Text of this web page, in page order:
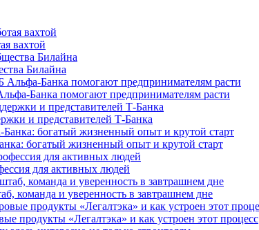
вахтой
Билайна
Банка помогают предпринимателям расти
и представителей Т-Банка
богатый жизненный опыт и крутой старт
для активных людей
команда и уверенность в завтрашнем дне
продукты «Легалтэка» и как устроен этот процесс